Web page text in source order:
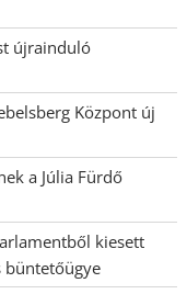
újrainduló
Központ új
a Júlia Fürdő
kiesett
büntetőügye